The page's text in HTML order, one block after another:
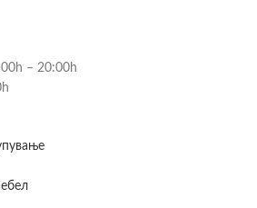
– 20:00h